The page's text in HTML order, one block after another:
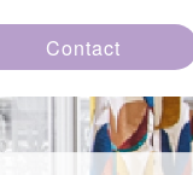
Contact